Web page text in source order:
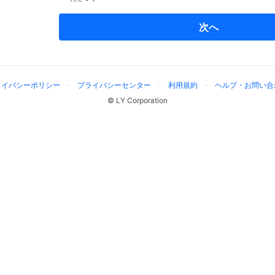
次へ
バシーポリシー プライバシーセンター 利用規約
ヘルプ・お問い
© LY Corporation